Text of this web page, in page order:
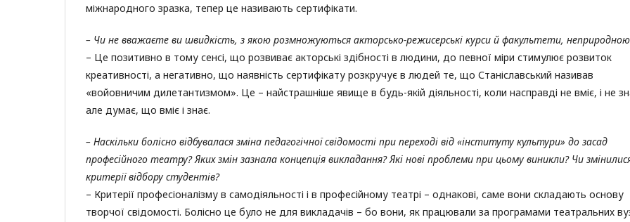
міжнародного зразка, тепер це називають сертифікати.
– Чи не вважаєте ви швидкість, з якою розмножуються акторсько-режисерські курси й факультети,
– Це позитивно в тому сенсі, що розвиває акторські здібності в людини, до певної міри стимулює розвиток
креативності, а негативно, що наявність сертифікату розкручує в людей те, що Станіславський називав
«войовничим дилетантизмом». Це – найстрашніше явище в будь-якій діяльності, коли насправді не вміє, і не
але думає, що вміє і знає.
– Наскільки болісно відбувалася зміна педагогічної свідомості при переході від «інституту культури» до засад
професійного театру? Яких змін зазнала концепція викладання? Які нові проблеми при цьому виникли? Чи
критерії відбору студентів?
– Критерії професіоналізму в самодіяльності і в професійному театрі – однакові, саме вони складають основу
творчої свідомості. Болісно це було не для викладачів – бо вони, як працювали за програмами театральних